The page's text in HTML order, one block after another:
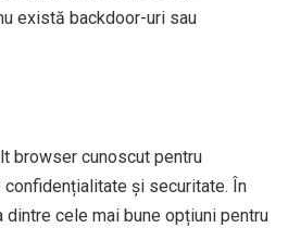
există backdoor-uri sau
browser cunoscut pentru
și securitate. În
dintre cele mai bune opțiuni pentru